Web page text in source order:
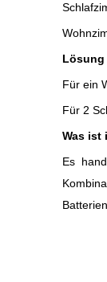
Lösung
Für ein
Für 2
Was ist
Es